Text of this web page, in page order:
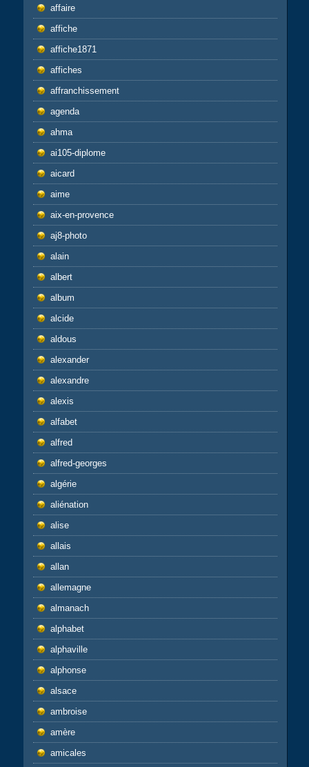
affaire
affiche
affiche1871
affiches
affranchissement
agenda
ahma
ai105-diplome
aicard
aime
aix-en-provence
aj8-photo
alain
albert
album
alcide
aldous
alexander
alexandre
alexis
alfabet
alfred
alfred-georges
algérie
aliénation
alise
allais
allan
allemagne
almanach
alphabet
alphaville
alphonse
alsace
ambroise
amère
amicales